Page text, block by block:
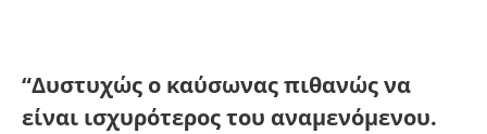
“Δυστυχώς ο καύσωνας πιθανώς να
είναι ισχυρότερος του αναμενόμενου.